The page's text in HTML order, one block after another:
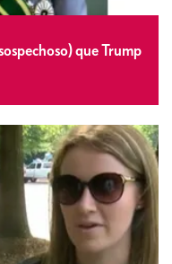
que Trump